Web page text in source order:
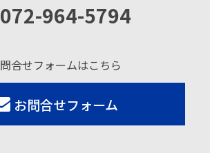
072-964-5794
合せフォームはこちら
お問合せフォーム